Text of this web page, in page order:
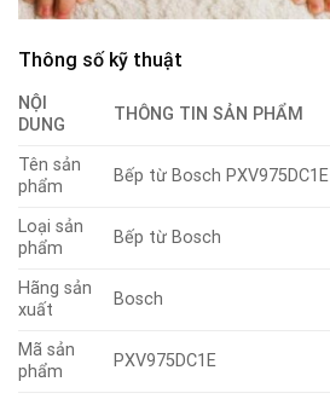
Thông số kỹ thuật
NỘI
DUNG
THÔNG TIN SẢN PHẨM
Tên sản
phẩm
Bếp từ Bosch PXV975DC1E
Loại sản
phẩm
Bếp từ Bosch
Hãng sản
xuất
Bosch
Mã sản
phẩm
PXV975DC1E